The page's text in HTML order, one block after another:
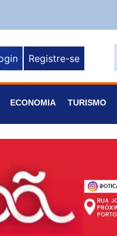
Registre-se
ECONOMIA TURISMO